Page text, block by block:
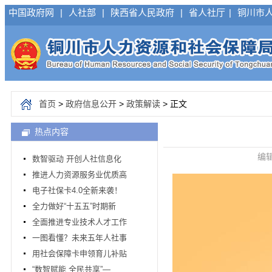
中国政府网 | 人社部 | 陕西省人民政府 | 省人社厅 | 铜川市
首页 > 政府信息公开 > 政策解读 > 正文
热点内容
数智驱动 开创人社信息化
推进人力资源服务业优质高
电子社保卡4.0全新来袭！
全力做好“十五五”时期新
全面推进专业技术人才工作
一图看懂？未来五年人社事
用社会保障卡申领育儿补贴
“数智赋能 全民共享”—
编